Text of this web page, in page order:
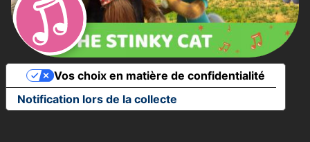
Notification lors de la collecte
Vos choix en matière de confidentialité